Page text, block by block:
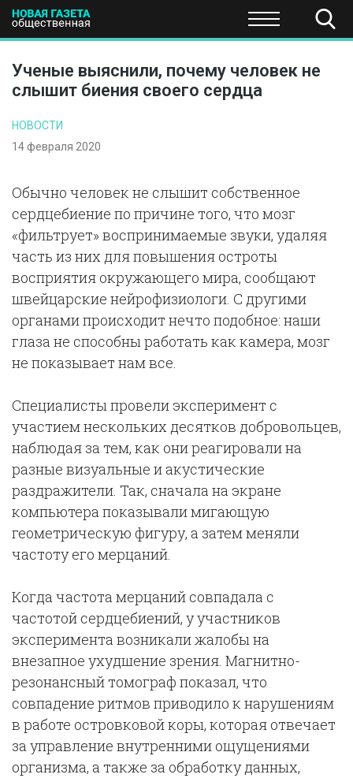
ПОЛИТИКА ЭКОНОМИКА НАУКА И
Ученые выяснили, почему человек не
слышит биения своего сердца
НОВОСТИ
14 февраля 2020
Обычно человек не слышит собственное
сердцебиение по причине того, что мозг
«фильтрует» воспринимаемые звуки, удаляя
часть из них для повышения остроты
восприятия окружающего мира, сообщают
швейцарские нейрофизиологи. С другими
органами происходит нечто подобное: наши
глаза не способны работать как камера, мозг
не показывает нам все.
Специалисты провели эксперимент с
участием нескольких десятков добровольцев,
наблюдая за тем, как они реагировали на
разные визуальные и акустические
раздражители. Так, сначала на экране
компьютера показывали мигающую
геометрическую фигуру, а затем меняли
частоту его мерцаний.
Когда частота мерцаний совпадала с
частотой сердцебиений, у участников
эксперимента возникали жалобы на
внезапное ухудшение зрения. Магнитно-
резонансный томограф показал, что
совпадение ритмов приводило к нарушениям
в работе островковой коры, которая отвечает
за управление внутренними ощущениями
организма, а также за обработку данных,